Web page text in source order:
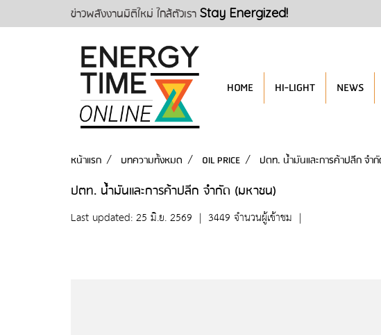
ข่าวพลังงานมิติใหม่ ใกล้ตัวเรา Stay Energized!
HOME HI-LIGHT NEWS
หน้าแรก บทความทั้งหมด OIL PRICE ปตท. น้ำมันและการค้าปลีก จำ
ปตท. น้ำมันและการค้าปลีก จำกัด (มหาชน)
Last updated: 25 มิ.ย. 2569 | 3449 จำนวนผู้เข้าชม |